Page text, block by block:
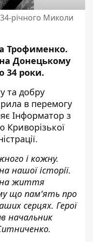
річного Миколи
Трофименко.
Донецькому
34 роки.
та добру
в перемогу
Інформатор з
Криворізької
.
і кожну.
нашої історії.
життя
що пам'ять про
серцях. Герої
начальник